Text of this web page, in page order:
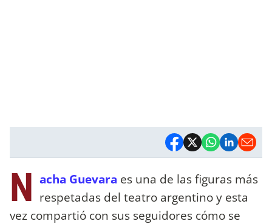
N acha Guevara es una de las figuras más
respetadas del teatro argentino y esta
vez compartió con sus seguidores cómo se